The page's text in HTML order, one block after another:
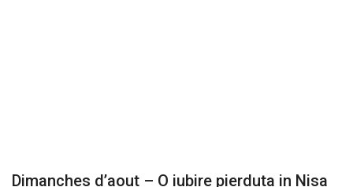
Dimanches d’aout – O iubire pierduta in Nisa